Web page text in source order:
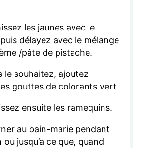
les jaunes avec le
délayez avec le mélange
/pâte de pistache.
le souhaitez, ajoutez
gouttes de colorants vert.
ensuite les ramequins.
au bain-marie pendant
ou jusqu’a ce que, quand